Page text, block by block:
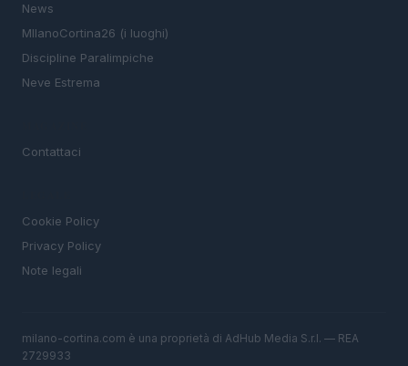
News
MIlanoCortina26 (i luoghi)
Discipline Paralimpiche
Neve Estrema
Contattaci
Cookie Policy
Privacy Policy
Note legali
milano-cortina.com è una proprietà di AdHub Media S.r.l. — REA
2729933